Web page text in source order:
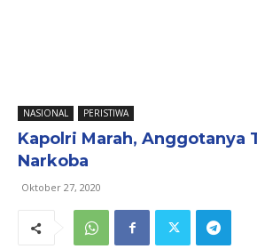
NASIONAL PERISTIWA
Kapolri Marah, Anggotanya
Narkoba
Oktober 27, 2020